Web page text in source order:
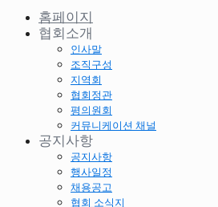
홈페이지
협회소개
인사말
조직구성
지역회
협회정관
평의원회
커뮤니케이션 채널
공지사항
공지사항
행사일정
채용공고
협회 소식지